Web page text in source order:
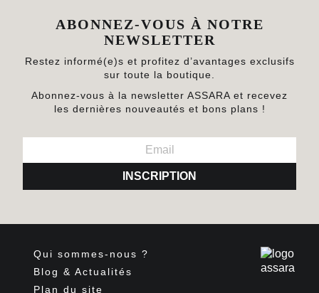
ABONNEZ-VOUS À NOTRE
NEWSLETTER
Restez informé(e)s et profitez d’avantages exclusifs
sur toute la boutique.
Abonnez-vous à la newsletter ASSARA et recevez
les dernières nouveautés et bons plans !
INSCRIPTION
Qui sommes-nous ?
Blog & Actualités
Plan du site